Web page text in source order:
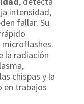
intensidad,
fallar. Su
la radiación
chispas y la
en trabajos